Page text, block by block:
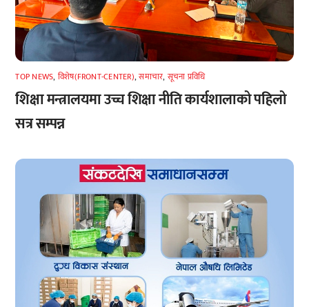
TOP NEWS, विशेष(FRONT-CENTER),समाचार, सूचना प्रविधि
शिक्षा मन्त्रालयमा उच्च शिक्षा नीति कार्यशालाको पहिलो
सत्र सम्पन्न